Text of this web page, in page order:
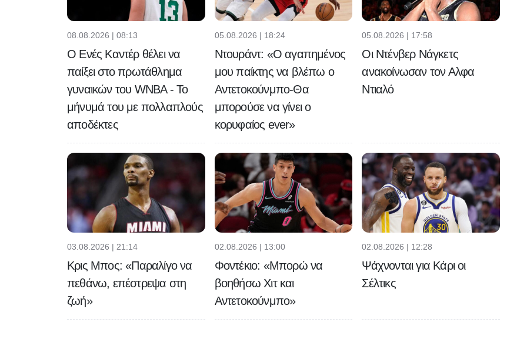
08.08.2026 | 08:13
Ο Ενές Καντέρ θέλει να
παίξει στο πρωτάθλημα
γυναικών του WNBA - Το
μήνυμά του με πολλαπλούς
αποδέκτες
05.08.2026 | 18:24
Ντουράντ: «Ο αγαπημένος
μου παίκτης να βλέπω ο
Αντετοκούνμπο-Θα
μπορούσε να γίνει ο
κορυφαίος ever»
05.08.2026 | 17:58
Οι Ντένβερ Νάγκετς
ανακοίνωσαν τον Αλφα
Ντιαλό
03.08.2026 | 21:14
Κρις Μπος: «Παραλίγο να
πεθάνω, επέστρεψα στη
ζωή»
02.08.2026 | 13:00
Φοντέκιο: «Μπορώ να
βοηθήσω Χιτ και
Αντετοκούνμπο»
02.08.2026 | 12:28
Ψάχνονται για Κάρι οι
Σέλτικς